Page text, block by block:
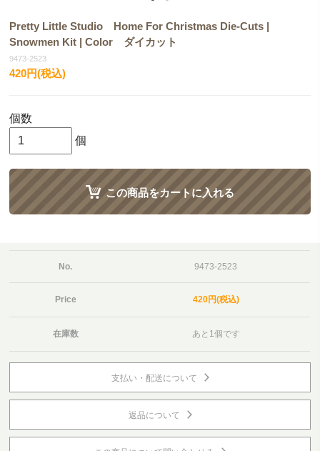
Pretty Little Studio Home For Christmas Die-Cuts |
Snowmen Kit | Color ダイカット
9473-2523
420円(税込)
個数
個
この商品をカートに入れる
No. 9473-2523
Price 420円(税込)
在庫数 あと1個です
支払い・配送について
返品について